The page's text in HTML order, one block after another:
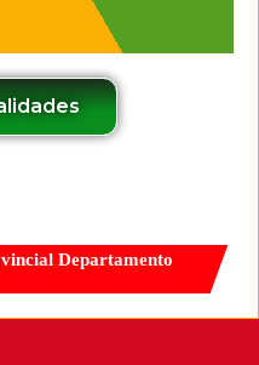
Departamento